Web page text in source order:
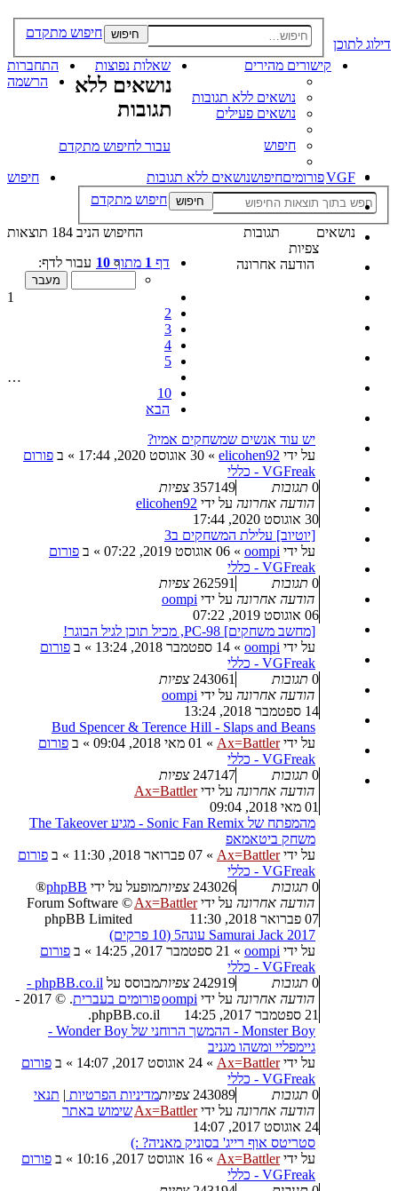
דילוג לתוכן
חיפוש חיפוש מתקדם
קישורים מהירים
נושאים ללא תגובות
נושאים פעילים
חיפוש
שאלות נפוצות
התחברות
הרשמה
VGFפורומיםחיפושנושאים ללא תגובות חיפוש
נושאים ללא
תגובות
עבור לחיפוש מתקדם
חיפוש חיפוש מתקדם
החיפוש הניב 184 תוצאות
דף 1 מתוך 10 עבור לדף:
1
2
3
4
5
…
10
הבא
נושאים
תגובות
צפיות
הודעה אחרונה
יש עוד אנשים שמשחקים אמיו?
על ידי elicohen92
» 30 אוגוסט 2020, 17:44 » ב פורום
VGFreak - כללי
0 תגובות 357149 צפיות
הודעה אחרונה על ידי elicohen92
30 אוגוסט 2020, 17:44
[יוטיוב] עלילת המשחקים ב3
על ידי oompi
» 06 אוגוסט 2019, 07:22 » ב פורום
VGFreak - כללי
0 תגובות 262591 צפיות
הודעה אחרונה על ידי oompi
06 אוגוסט 2019, 07:22
[מחשב משחקים] PC-98, מכיל תוכן לגיל הבוגר!
על ידי oompi
» 14 ספטמבר 2018, 13:24 » ב פורום
VGFreak - כללי
0 תגובות 243061 צפיות
הודעה אחרונה על ידי oompi
14 ספטמבר 2018, 13:24
Bud Spencer & Terence Hill - Slaps and Beans
על ידיAx=Battler
» 01 מאי 2018, 09:04 » ב פורום
VGFreak - כללי
0 תגובות 247147 צפיות
הודעה אחרונה על ידיAx=Battler
01 מאי 2018, 09:04
מהמפתח של Sonic Fan Remix - מגיע The Takeover
משחק ביטאמאפ
על ידיAx=Battler
» 07 פברואר 2018, 11:30 » ב פורום
VGFreak - כללי
0 תגובות 243026 צפיות
הודעה אחרונה על ידיAx=Battler
07 פברואר 2018, 11:30
Samurai Jack 2017 עונה5 (10 פרקים)
על ידי oompi
» 21 ספטמבר 2017, 14:25 » ב פורום
VGFreak - כללי
0 תגובות 242919 צפיות
הודעה אחרונה על ידי oompi
21 ספטמבר 2017, 14:25
Monster Boy - ההמשך הרוחני של Wonder Boy -
גיימפליי ומשהו מגניב
על ידיAx=Battler
» 24 אוגוסט 2017, 14:07 » ב פורום
VGFreak - כללי
0 תגובות 243089 צפיות
הודעה אחרונה על ידיAx=Battler
24 אוגוסט 2017, 14:07
סטריטס אוף רייג' בסוניק מאניה? :)
על ידיAx=Battler
» 16 אוגוסט 2017, 10:16 » ב פורום
VGFreak - כללי
מופעל על ידי phpBB
®
Forum Software ©
phpBB Limited
מבוסס על
phpBB.co.il -
פורומים בעברית
. © 2017 -
phpBB.co.il.
מדיניות הפרטיות | תנאי
שימוש באתר